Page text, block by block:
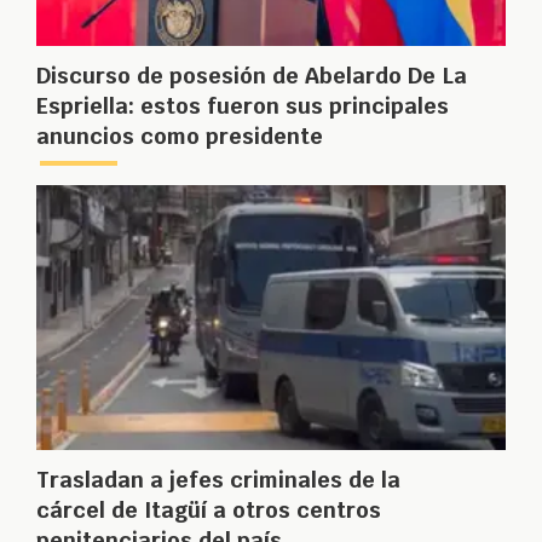
Discurso de posesión de Abelardo De La
Espriella: estos fueron sus principales
anuncios como presidente
Trasladan a jefes criminales de la
cárcel de Itagüí a otros centros